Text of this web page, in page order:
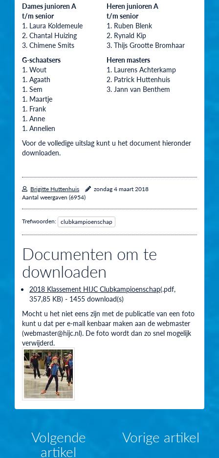
Dames junioren A
t/m senior
Heren junioren A
t/m senior
1. Laura Koldemeule
2. Chantal Huizing
3. Chimene Smits
1. Ruben Blenk
2. Rynald Kip
3. Thijs Grootte Bromhaar
G-schaatsers
Heren masters
1. Wout
1. Agaath
1. Sem
1. Maartje
1. Frank
1. Anne
1. Annelien
1. Laurens Achterkamp
2. Patrick Huttenhuis
3. Jann van Benthem
Voor de volledige uitslag kunt u het document hieronder
downloaden.
Brigitte Huttenhuis
zondag 4 maart 2018
Aantal weergaven (6954)
Trefwoorden: clubkampioenschap
Documenten om te
downloaden
2018 Klassement HIJC Clubkampioenschap(.pdf,
357,85 KB) - 1455 download(s)
Mocht u het niet eens zijn met de publicatie van een foto
kunt u dat per e-mail kenbaar maken aan de webmaster
(webmaster@hijc.nl). De foto wordt dan zo snel mogelijk
verwijderd.
Volgende
artikel
Vorige artikel